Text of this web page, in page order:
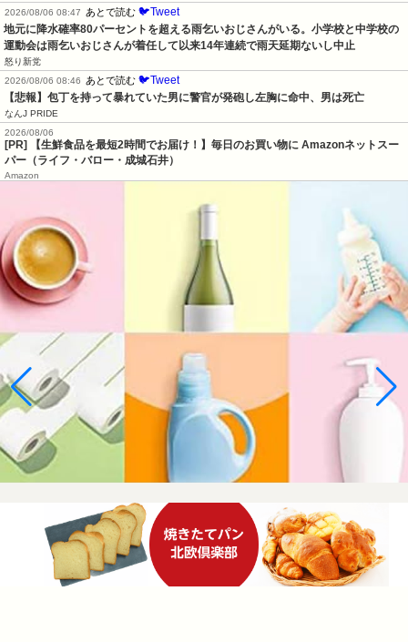
2026/08/06 08:47
あとで読む 🐦Tweet
地元に降水確率80パーセントを超える雨乞いおじさんがいる。小学校と中学校の
運動会は雨乞いおじさんが着任して以来14年連続で雨天延期ないし中止
怒り新党
2026/08/06 08:46
あとで読む 🐦Tweet
【悲報】包丁を持って暴れていた男に警官が発砲し左胸に命中、男は死亡
なんJ PRIDE
2026/08/06
[PR] 【生鮮食品を最短2時間でお届け！】毎日のお買い物に Amazonネットスー
パー（ライフ・バロー・成城石井）
Amazon